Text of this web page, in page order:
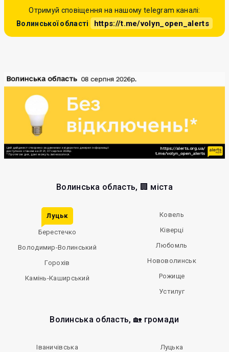
Отримуй сповіщення на нашому telegram каналі:
Волинської області
https://t.me/volyn_open_alerts
Волинська область, 🏢 міста
Луцьк
Берестечко
Володимир-Волинський
Горохів
Камінь-Каширський
Ковель
Ківерці
Любомль
Нововолинськ
Рожище
Устилуг
Волинська область, 🏡 громади
Іваничівська
Луцька